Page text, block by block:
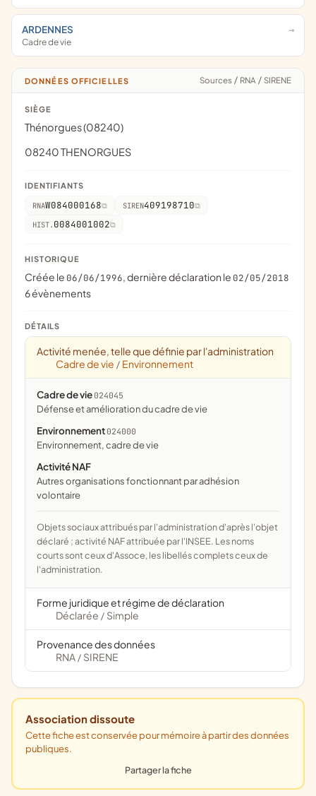
ARDENNES
Cadre de vie
DONNÉES OFFICIELLES Sources / RNA / SIRENE
SIÈGE
Thénorgues (08240)
08240 THENORGUES
IDENTIFIANTS
RNAW084000168 SIREN409198710
HIST. 0084001002
HISTORIQUE
Créée le 06/06/1996, dernière déclaration le 02/05/2018
6 évènements
DÉTAILS
Activité menée, telle que définie par l'administration
Cadre de vie / Environnement
Cadre de vie 024045
défense et amélioration du cadre de vie
Environnement 024000
Environnement, cadre de vie
Activité NAF
Autres organisations fonctionnant par adhésion
volontaire
Objets sociaux attribués par l'administration d'après l'objet
déclaré ; activité NAF attribuée par l'INSEE. Les noms
courts sont ceux d'Assoce, les libellés complets ceux de
l'administration.
Forme juridique et régime de déclaration
Déclarée / Simple
Provenance des données
RNA / SIRENE
Association dissoute
Cette fiche est conservée pour mémoire à partir des données
publiques.
Partager la fiche